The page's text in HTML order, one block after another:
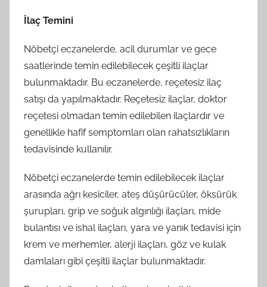
İlaç Temini
Nöbetçi eczanelerde, acil durumlar ve gece
saatlerinde temin edilebilecek çeşitli ilaçlar
bulunmaktadır. Bu eczanelerde, reçetesiz ilaç
satışı da yapılmaktadır. Reçetesiz ilaçlar, doktor
reçetesi olmadan temin edilebilen ilaçlardır ve
genellikle hafif semptomları olan rahatsızlıkların
tedavisinde kullanılır.
Nöbetçi eczanelerde temin edilebilecek ilaçlar
arasında ağrı kesiciler, ateş düşürücüler, öksürük
şurupları, grip ve soğuk algınlığı ilaçları, mide
bulantısı ve ishal ilaçları, yara ve yanık tedavisi için
krem ve merhemler, alerji ilaçları, göz ve kulak
damlaları gibi çeşitli ilaçlar bulunmaktadır.